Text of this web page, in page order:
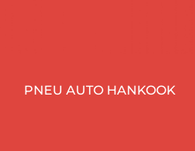
PNEU AUTO HANKOOK